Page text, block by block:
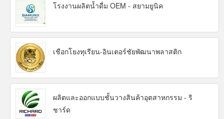
โรงงานผลิตน้ำดื่ม OEM - สยามยูนิค
เชือกโยงทุเรียน-อินเตอร์ชัยพัฒนาพลาสติก
ผลิตและออกแบบชั้นวางสินค้าอุตสาหกรรม - ริ
ชาร์ด